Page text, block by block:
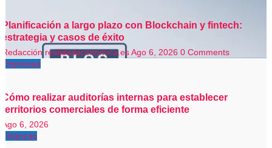
Planificación a largo plazo con Blockchain y fintech:
estrategia y casos de éxito
Redacción realidadeconomica.esAgo 6, 2026 0 Comments
Empresas
Cómo realizar auditorías internas para establecer
territorios comerciales de forma eficiente
Ago 6, 2026
Finanzas